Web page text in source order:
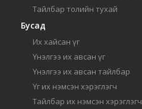
Тайлбар толийн тухай
Бусад
Их хайсан үг
Үнэлгээ их авсан үг
Үнэлгээ их авсан тайлбар
Үг их нэмсэн хэрэглэгч
Тайлбар их нэмсэн хэрэглэгч